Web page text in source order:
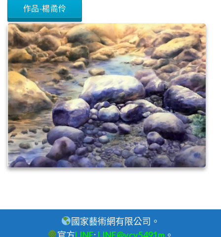
作品-楊矞伶
國家藝術網有限公司。